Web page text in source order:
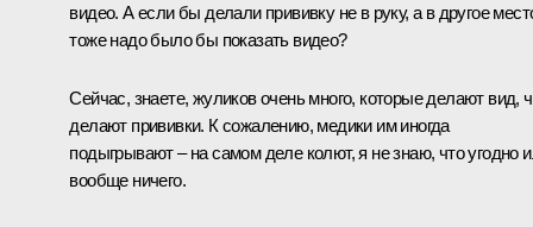
видео. А если бы делали прививку не в руку, а в другое
тоже надо было бы показать видео?
Сейчас, знаете, жуликов очень много, которые делают вид,
делают прививки. К сожалению, медики им иногда
подыгрывают – на самом деле колют, я не знаю, что угодно
вообще ничего.